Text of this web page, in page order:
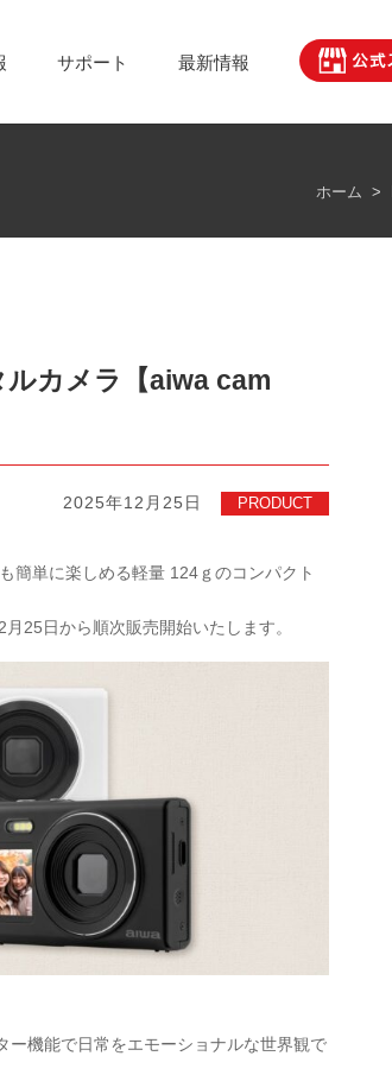
サポート 最新情報
ホーム >
カメラ【aiwa cam
2025年12月25日 PRODUCT
簡単に楽しめる軽量 124ｇのコンパクト
25日から順次販売開始いたします。
ー機能で日常をエモーショナルな世界観で